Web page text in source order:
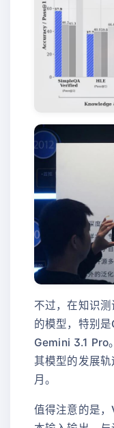
不过，在知识
的模型，特别
Gemini 3.1 Pro
其模型的发展
月。
值得注意的是